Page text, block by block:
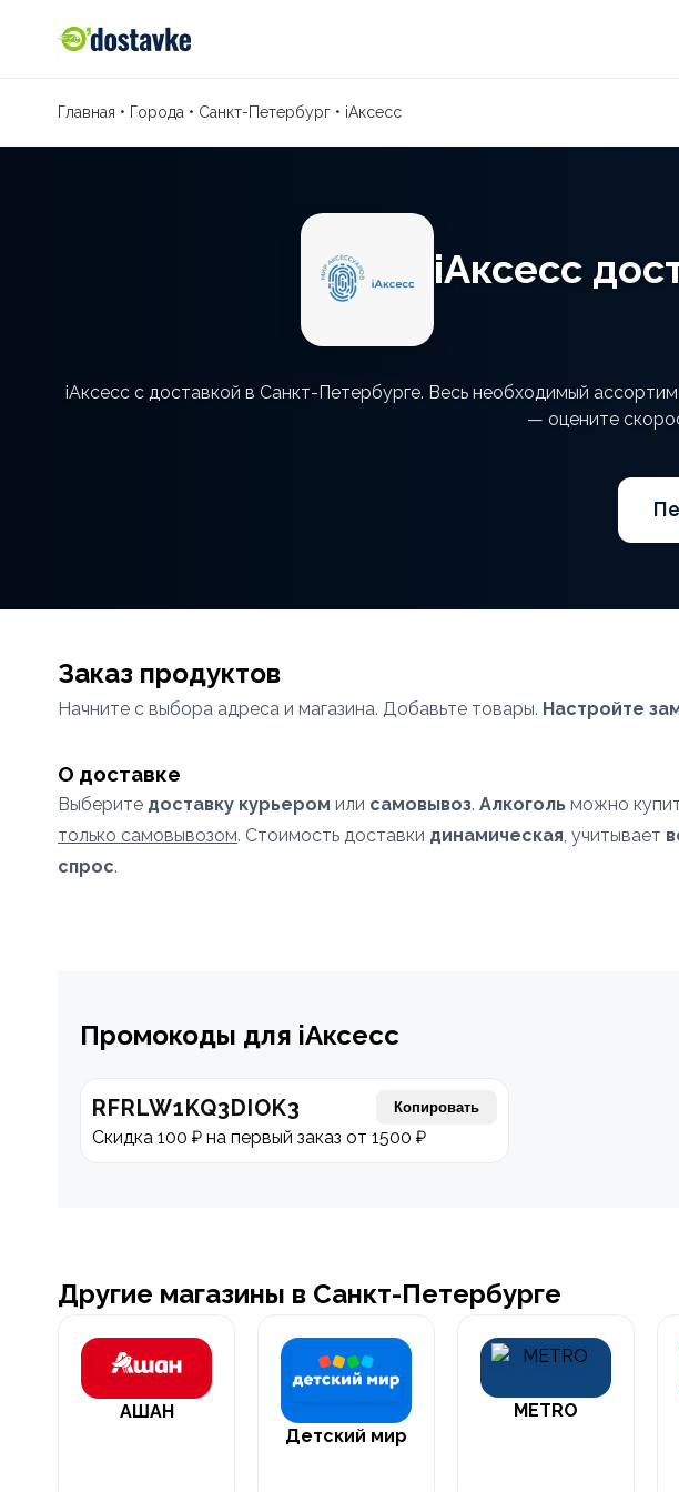
Главная • Города • Санкт-Петербург • iАксесс
iАксесс
iАксесс с доставкой в Санкт-Петербурге. Весь необходимый
— оцените
Заказ продуктов
Начните с выбора адреса и магазина. Добавьте товары. Настройте
О доставке
Выберите доставку курьером или самовывоз. Алкоголь можно
только самовывозом. Стоимость доставки динамическая, учитывает
спрос.
Промокоды для iАксесс
RFRLW1KQ3DIOK3 Копировать
Скидка 100 ₽ на первый заказ от 1500 ₽
Другие магазины в Санкт-Петербурге
АШАН
Детский мир
METRO